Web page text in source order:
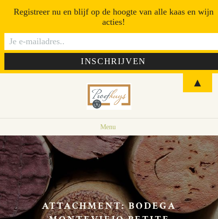
Menu
ATTACHMENT: BODEGA
Registreer nu en blijf op de hoogte van alle kaas en wijn
acties!
▲